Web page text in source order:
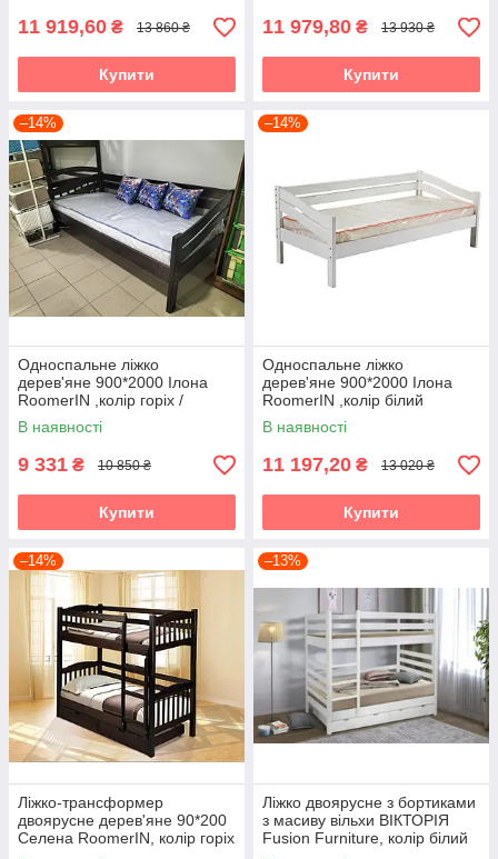
11 919,60 ₴ 13 860 ₴
Купити
11 979,80 ₴ 13 930 ₴
Купити
–14%
Односпальне ліжко
дерев'яне 900*2000 Ілона
RoomerIN ,колір горіх /
темний горіх
В наявності
9 331 ₴ 10 850 ₴
Купити
–14%
Односпальне ліжко
дерев'яне 900*2000 Ілона
RoomerIN ,колір білий
В наявності
11 197,20 ₴ 13 020 ₴
Купити
–14%
Ліжко-трансформер
двоярусне дерев'яне 90*200
Селена RoomerIN, колір горіх
–13%
Ліжко двоярусне з бортиками
з масиву вільхи ВІКТОРІЯ
Fusion Furniture, колір білий